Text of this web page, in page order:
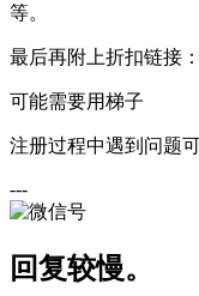
等。
最后再附上折扣链接：
可能需要用梯子
注册过程中遇到问题
---
回复较慢。